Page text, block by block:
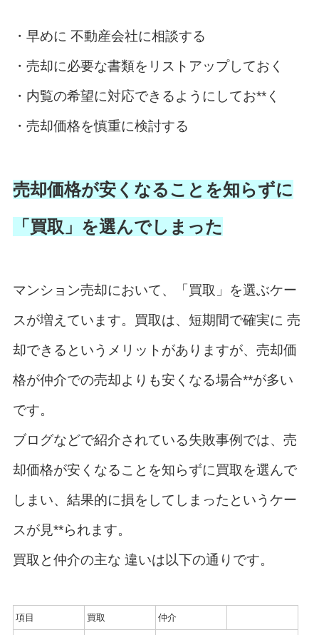
・早めに 不動産会社に相談する
・売却に必要な書類をリストアップしておく
・内覧の希望に対応できるようにしてお**く
・売却価格を慎重に検討する
売却価格が安くなることを知らずに
「買取」を選んでしまった
マンション売却において、「買取」を選ぶケー
スが増えています。買取は、短期間で確実に 売
却できるというメリットがありますが、売却価
格が仲介での売却よりも安くなる場合**が多い
です。
ブログなどで紹介されている失敗事例では、売
却価格が安くなることを知らずに買取を選んで
しまい、結果的に損をしてしまったというケー
スが見**られます。
買取と仲介の主な 違いは以下の通りです。
項目 買取 仲介